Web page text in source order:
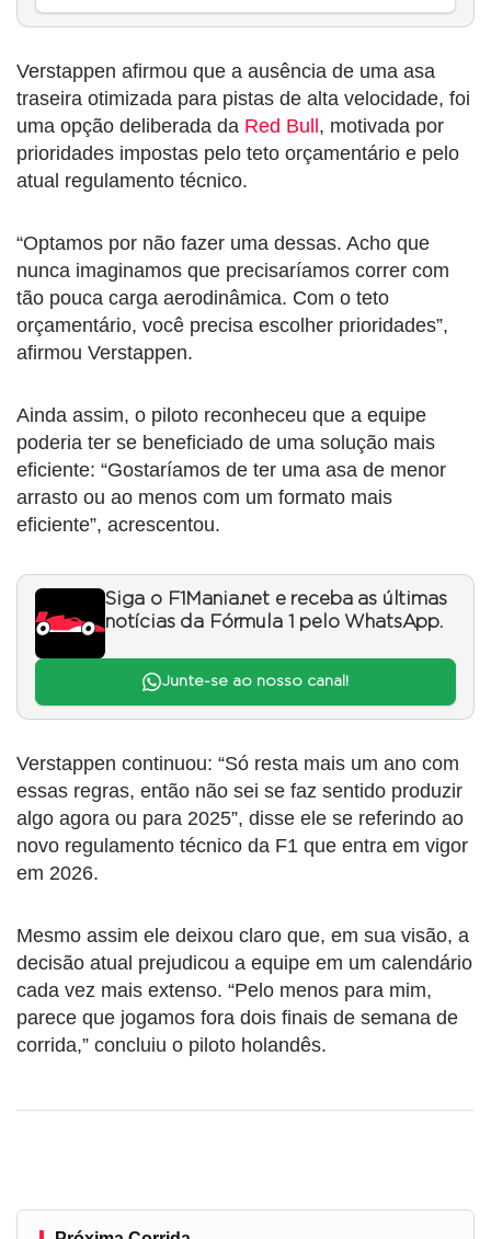
Verstappen afirmou que a ausência de uma asa
traseira otimizada para pistas de alta velocidade, foi
uma opção deliberada da Red Bull , motivada por
prioridades impostas pelo teto orçamentário e pelo
atual regulamento técnico.
“Optamos por não fazer uma dessas. Acho que
nunca imaginamos que precisaríamos correr com
tão pouca carga aerodinâmica. Com o teto
orçamentário, você precisa escolher prioridades”,
afirmou Verstappen.
Ainda assim, o piloto reconheceu que a equipe
poderia ter se beneficiado de uma solução mais
eficiente: “Gostaríamos de ter uma asa de menor
arrasto ou ao menos com um formato mais
eficiente”, acrescentou.
Siga o F1Mania.net e receba as últimas
notícias da Fórmula 1 pelo WhatsApp.
Junte-se ao nosso canal!
Verstappen continuou: “Só resta mais um ano com
essas regras, então não sei se faz sentido produzir
algo agora ou para 2025”, disse ele se referindo ao
novo regulamento técnico da F1 que entra em vigor
em 2026.
Mesmo assim ele deixou claro que, em sua visão, a
decisão atual prejudicou a equipe em um calendário
cada vez mais extenso. “Pelo menos para mim,
parece que jogamos fora dois finais de semana de
corrida,” concluiu o piloto holandês.